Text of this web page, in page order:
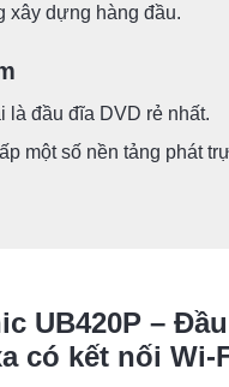
xây dựng hàng đầu.
là đầu đĩa DVD rẻ nhất.
một số nền tảng phát
UB420P –
có kết nối Wi-